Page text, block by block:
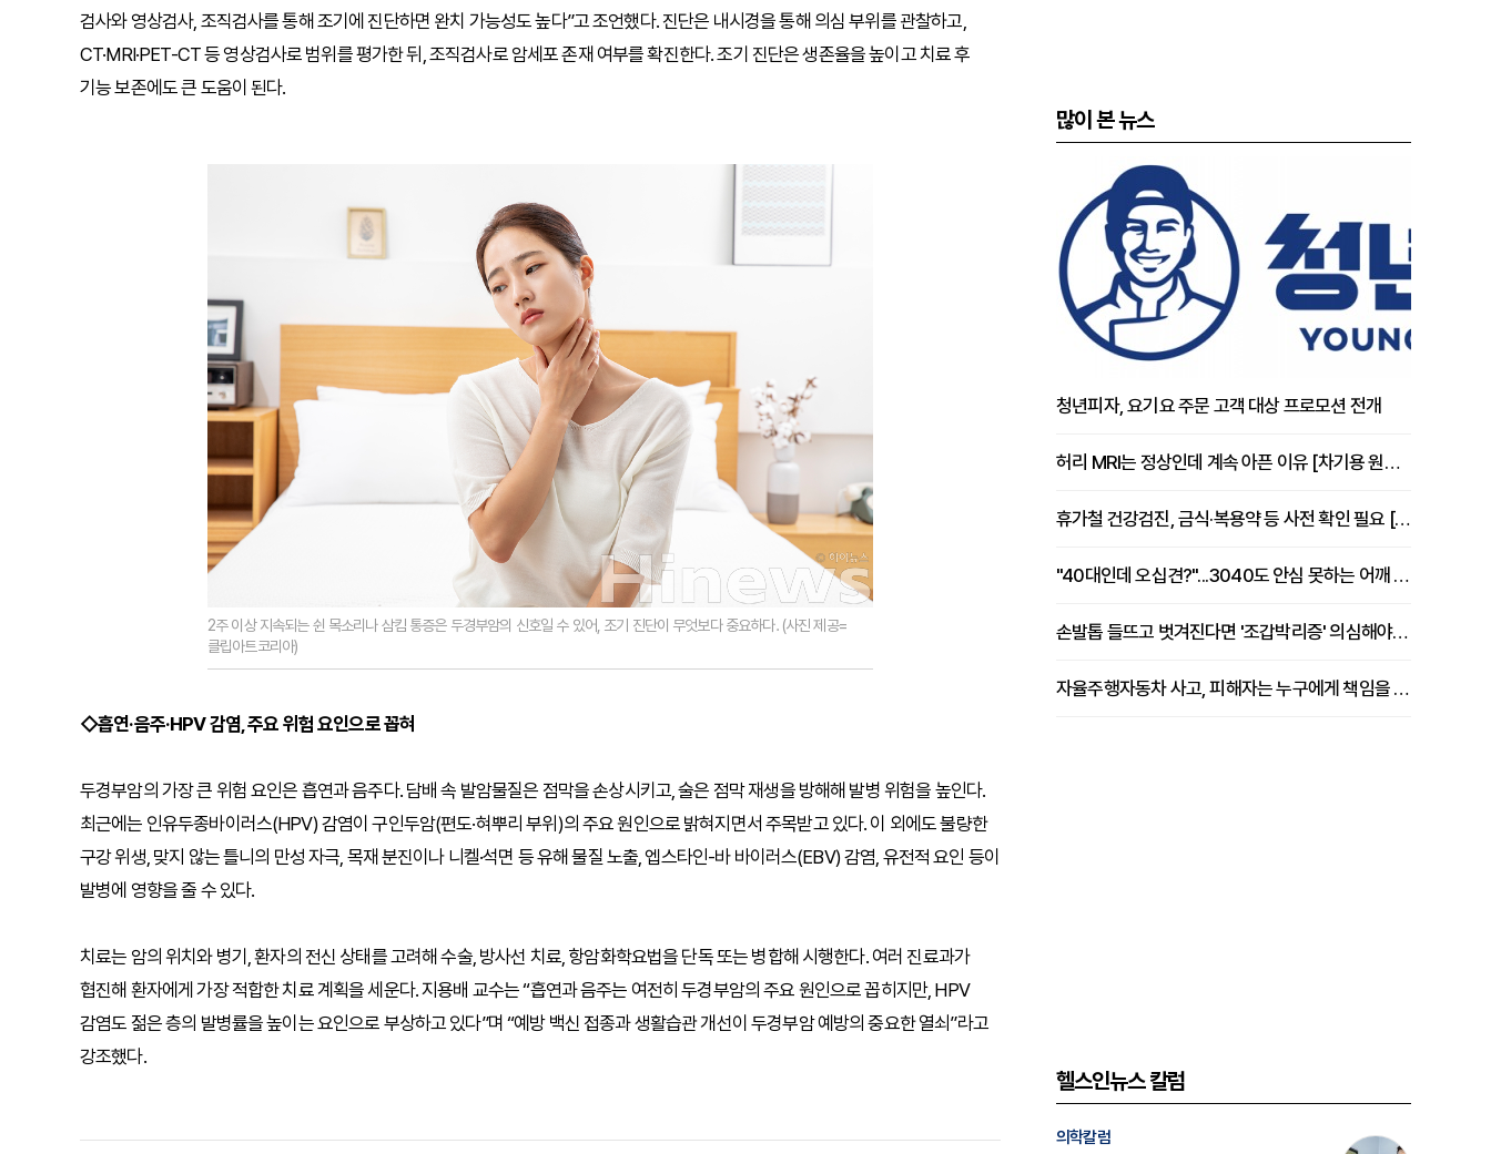
검사와 영상검사, 조직검사를 통해 조기에 진단하면 완치 가능성도 높다”고 조언했다. 진단은 내시경을 통해 의심 부위를 관찰하고,
CT·MRI·PET-CT 등 영상검사로 범위를 평가한 뒤, 조직검사로 암세포 존재 여부를 확진한다. 조기 진단은 생존율을 높이고 치료 후
기능 보존에도 큰 도움이 된다.
2주 이상 지속되는 쉰 목소리나 삼킴 통증은 두경부암의 신호일 수 있어, 조기 진단이 무엇보다 중요하다. (사진 제공=
클립아트코리아)
◇흡연·음주·HPV 감염, 주요 위험 요인으로 꼽혀
두경부암의 가장 큰 위험 요인은 흡연과 음주다. 담배 속 발암물질은 점막을 손상시키고, 술은 점막 재생을 방해해 발병 위험을 높인다.
최근에는 인유두종바이러스(HPV) 감염이 구인두암(편도·혀뿌리 부위)의 주요 원인으로 밝혀지면서 주목받고 있다. 이 외에도 불량한
구강 위생, 맞지 않는 틀니의 만성 자극, 목재 분진이나 니켈·석면 등 유해 물질 노출, 엡스타인-바 바이러스(EBV) 감염, 유전적 요인 등이
발병에 영향을 줄 수 있다.
치료는 암의 위치와 병기, 환자의 전신 상태를 고려해 수술, 방사선 치료, 항암화학요법을 단독 또는 병합해 시행한다. 여러 진료과가
협진해 환자에게 가장 적합한 치료 계획을 세운다. 지용배 교수는 “흡연과 음주는 여전히 두경부암의 주요 원인으로 꼽히지만, HPV
감염도 젊은 층의 발병률을 높이는 요인으로 부상하고 있다”며 “예방 백신 접종과 생활습관 개선이 두경부암 예방의 중요한 열쇠”라고
강조했다.
많이 본 뉴스
청년피자, 요기요 주문 고객 대상 프로모션 전개
허리 MRI는 정상인데 계속 아픈 이유 [차기용 원장 칼럼]
휴가철 건강검진, 금식·복용약 등 사전 확인 필요 [정도감 원장 칼럼]
"40대인데 오십견?"...3040도 안심 못하는 어깨 유착성 관절낭염
손발톱 들뜨고 벗겨진다면 '조갑박리증' 의심해야 [김철윤 원장 칼럼]
자율주행자동차 사고, 피해자는 누구에게 책임을 물을 수 있을까
헬스인뉴스 칼럼
의학칼럼